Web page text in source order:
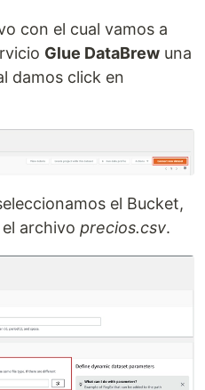
con el cual vamos a
Glue DataBrew una
damos click en
el Bucket,
archivo precios.csv.